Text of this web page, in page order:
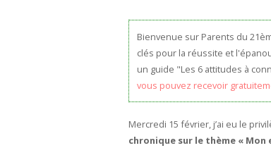
Bienvenue sur Parents du
clés pour la réussite et
un guide "Les 6 attitudes à
vous pouvez recevoir
Mercredi 15 février, j’ai eu le
chronique sur le thème «